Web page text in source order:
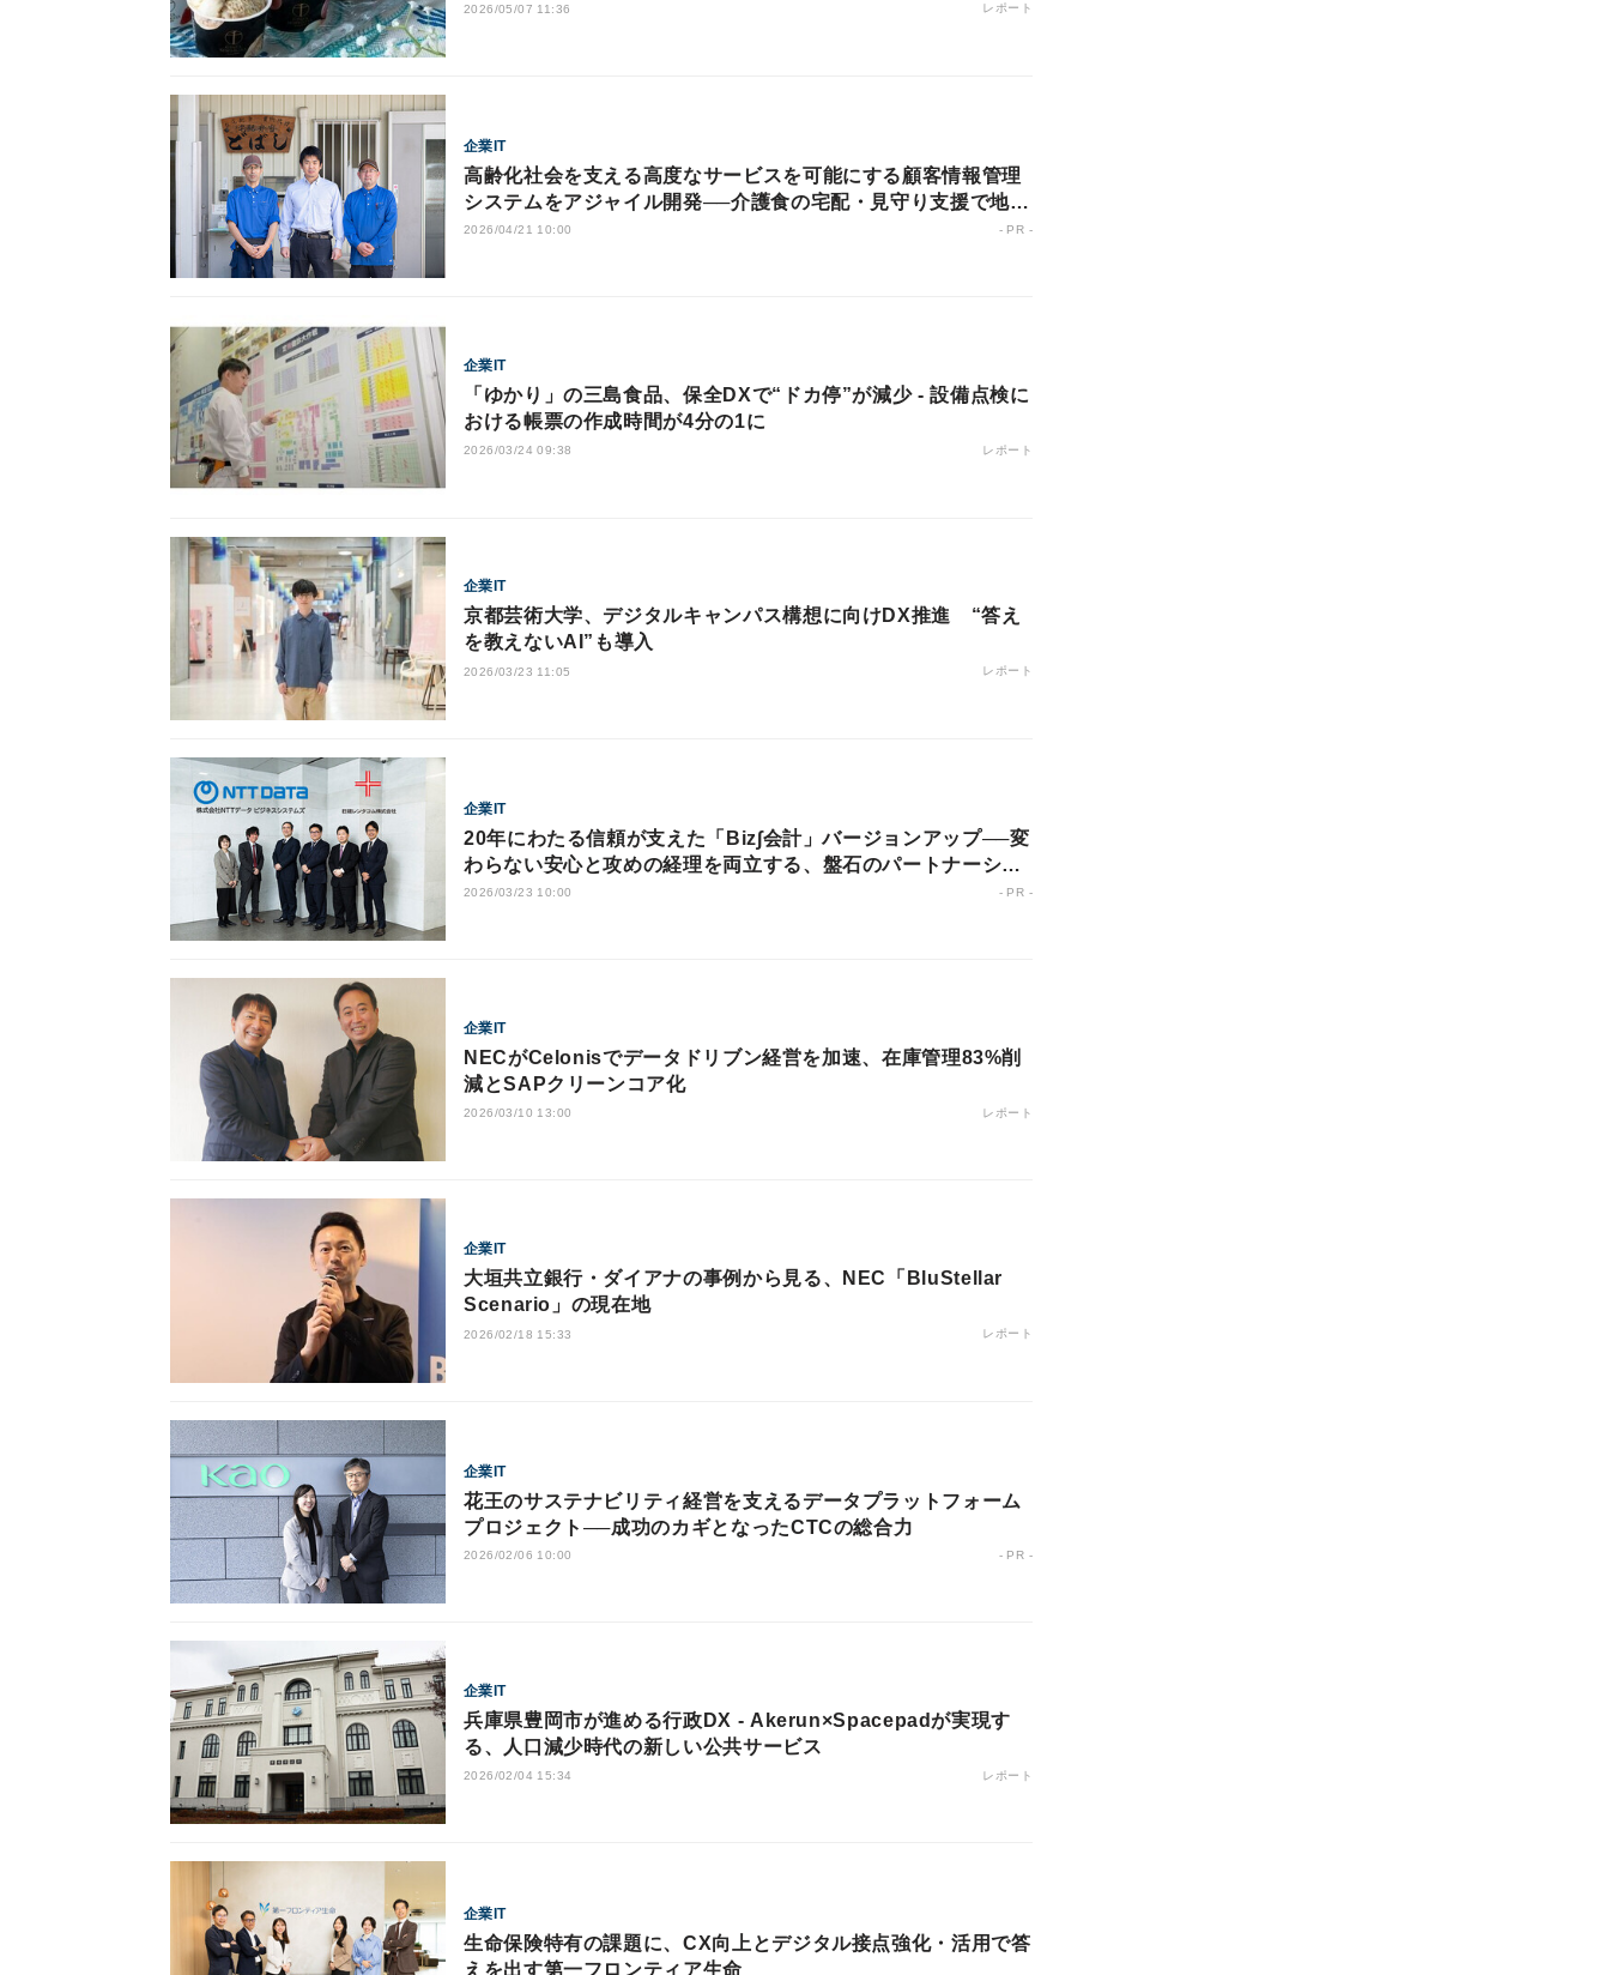
2026/05/07 11:36 レポート
企業IT
高齢化社会を支える高度なサービスを可能にする顧客情報管理
システムをアジャイル開発──介護食の宅配・見守り支援で地域
に貢献するカネトの取り組み
2026/04/21 10:00 - PR -
企業IT
「ゆかり」の三島食品、保全DXで“ドカ停”が減少 - 設備点検に
おける帳票の作成時間が4分の1に
2026/03/24 09:38 レポート
企業IT
京都芸術大学、デジタルキャンパス構想に向けDX推進 “答え
を教えないAI”も導入
2026/03/23 11:05 レポート
企業IT
20年にわたる信頼が支えた「Biz∫会計」バージョンアップ──変
わらない安心と攻めの経理を両立する、盤石のパートナーシッ
プ
2026/03/23 10:00 - PR -
企業IT
NECがCelonisでデータドリブン経営を加速、在庫管理83%削
減とSAPクリーンコア化
2026/03/10 13:00 レポート
企業IT
大垣共立銀行・ダイアナの事例から見る、NEC「BluStellar
Scenario」の現在地
2026/02/18 15:33 レポート
企業IT
花王のサステナビリティ経営を支えるデータプラットフォーム
プロジェクト──成功のカギとなったCTCの総合力
2026/02/06 10:00 - PR -
企業IT
兵庫県豊岡市が進める行政DX - Akerun×Spacepadが実現す
る、人口減少時代の新しい公共サービス
2026/02/04 15:34 レポート
企業IT
生命保険特有の課題に、CX向上とデジタル接点強化・活用で答
えを出す第一フロンティア生命